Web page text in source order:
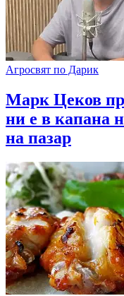
Агросвят по Дарик
Марк Цеков
ни е в капана
на пазар